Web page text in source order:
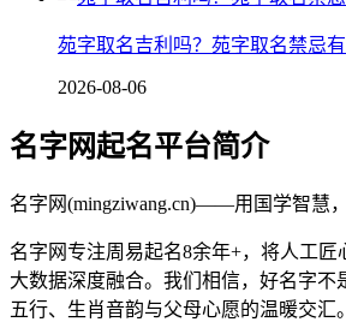
苑字取名吉利吗？苑字取名禁忌有
2026-08-06
名字网起名平台简介
名字网(mingziwang.cn)——用国学智慧
名字网专注周易起名8余年+，将人工匠
大数据深度融合。我们相信，好名字不
五行、生肖音韵与父母心愿的温暖交汇